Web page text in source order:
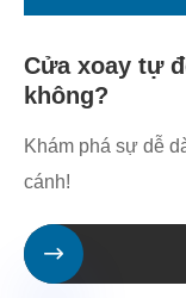
Cửa xoay tự
không?
Khám phá sự dễ
cánh!
